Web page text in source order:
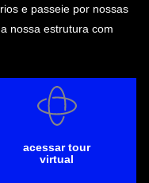
e passeie por nossas
nossa estrutura com
acessar tour
virtual